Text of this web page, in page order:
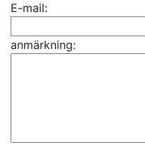
E-mail:
anmärkning: